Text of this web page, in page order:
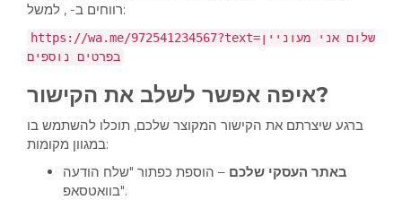
רווחים ב- , למשל:
https://wa.me/972541234567?text=שלום אני מעוניין
בפרטים נוספים
איפה אפשר לשלב את הקישור?
ברגע שיצרתם את הקישור המקוצר שלכם, תוכלו להשתמש בו
במגוון מקומות:
באתר העסקי שלכם – הוספת כפתור "שלח הודעה
בוואטסאפ".